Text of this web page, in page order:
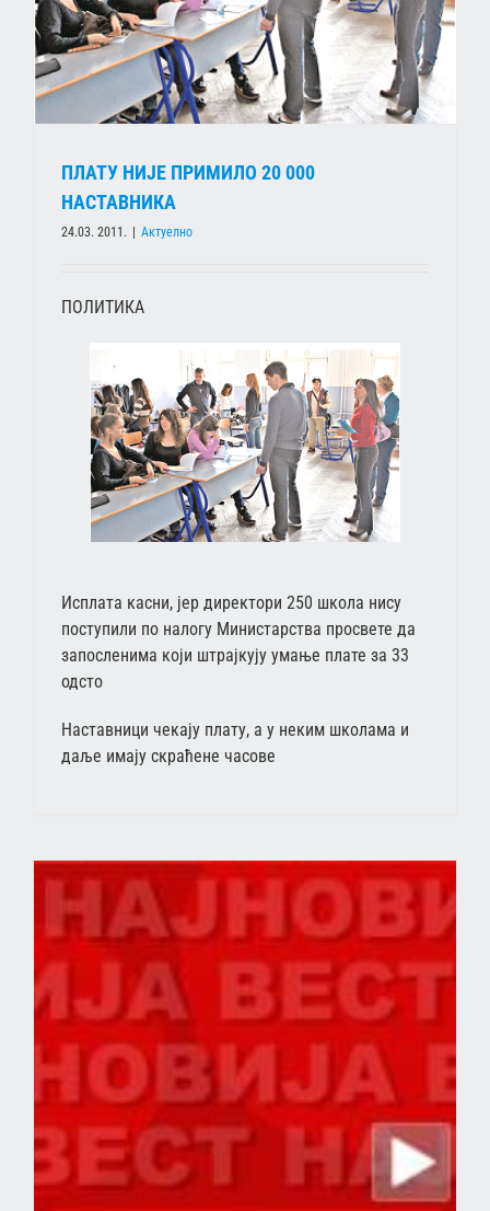
ПЛАТУ НИЈЕ ПРИМИЛО 20 000
НАСТАВНИКА
24.03. 2011. | Актуелно
ПОЛИТИКА
Исплата касни, јер директори 250 школа нису
поступили по налогу Министарства просвете да
запосленима који штрајкују умање плате за 33
одсто
Наставници чекају плату, а у неким школама и
даље имају скраћене часове